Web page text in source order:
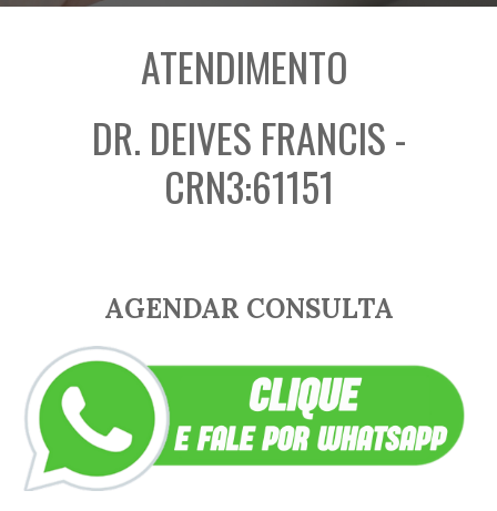
ATENDIMENTO
DR. DEIVES FRANCIS -
CRN3:61151
AGENDAR CONSULTA